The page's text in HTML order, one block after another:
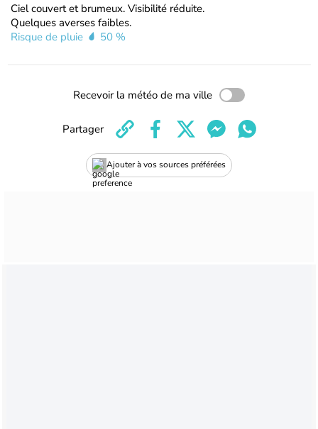
Ciel couvert et brumeux. Visibilité réduite.
Quelques averses faibles.
Risque de pluie
50 %
Recevoir la météo de ma ville
Ajouter à vos sources préférées
Partager